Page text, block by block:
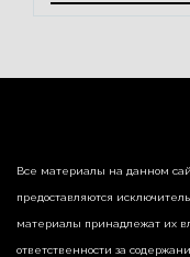
Все материалы на данном
предоставляются
материалы принадлежат их
ответственности за